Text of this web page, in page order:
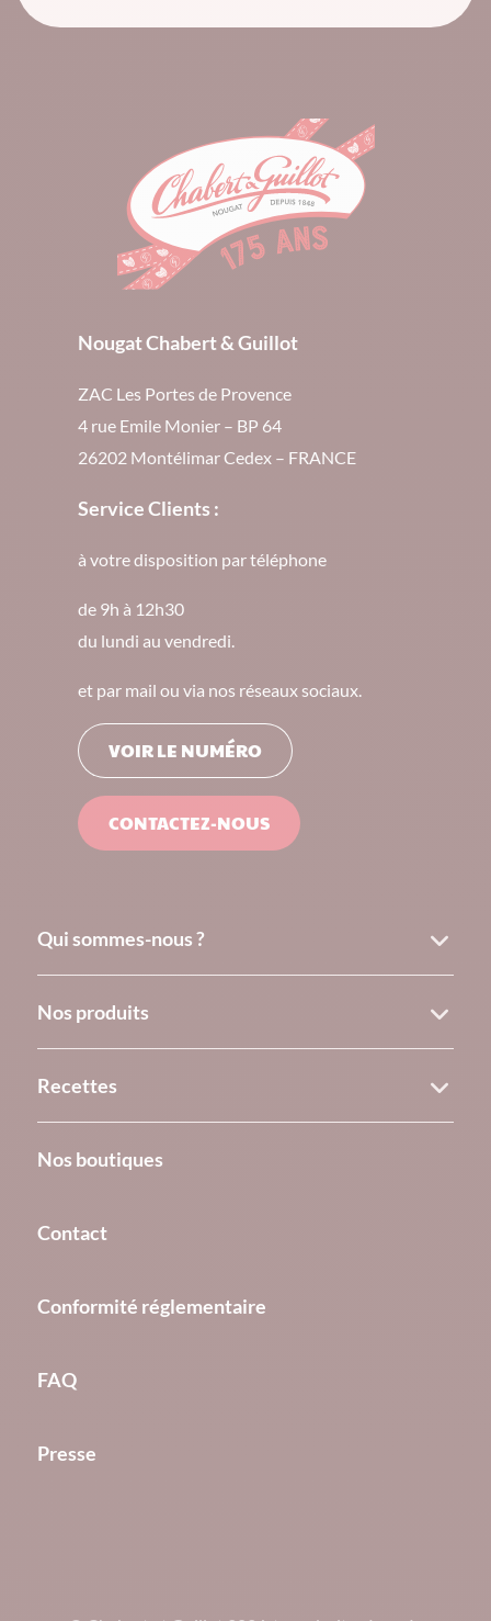
Nougat Chabert & Guillot
ZAC Les Portes de Provence
4 rue Emile Monier – BP 64
26202 Montélimar Cedex – FRANCE
Service Clients :
à votre disposition par téléphone
de 9h à 12h30
du lundi au vendredi.
et par mail ou via nos réseaux sociaux.
VOIR LE NUMÉRO
CONTACTEZ-NOUS
Qui sommes-nous ?
Nos produits
Recettes
Nos boutiques
Contact
Conformité réglementaire
FAQ
Presse